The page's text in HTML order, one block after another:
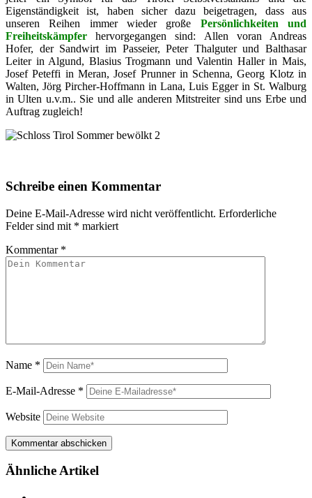
Eigenständigkeit ist, haben sicher dazu beigetragen, dass aus
unseren Reihen immer wieder große Persönlichkeiten und
Freiheitskämpfer
hervorgegangen sind: Allen voran Andreas
Hofer, der Sandwirt im Passeier, Peter Thalguter und Balthasar
Leiter in Algund, Blasius Trogmann und Valentin Haller in Mais,
Josef Peteffi in Meran, Josef Prunner in Schenna, Georg Klotz in
Walten, Jörg Pircher-Hoffmann in Lana, Luis Egger in St. Walburg
in Ulten u.v.m.. Sie und alle anderen Mitstreiter sind uns Erbe und
Auftrag zugleich!
Schreibe einen Kommentar
Deine E-Mail-Adresse wird nicht veröffentlicht. Erforderliche
Felder sind mit * markiert
Kommentar *
Name *
E-Mail-Adresse *
Website
Ähnliche Artikel